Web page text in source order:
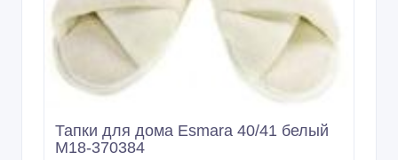
Тапки для дома Esmara 40/41 белый
M18-370384